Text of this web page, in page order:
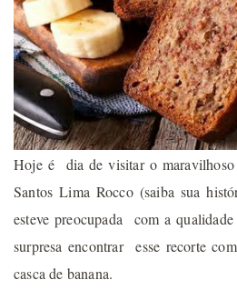
Hoje é dia de visitar o
Santos Lima Rocco (saiba sua
esteve preocupada com a
surpresa encontrar esse recorte
casca de banana.